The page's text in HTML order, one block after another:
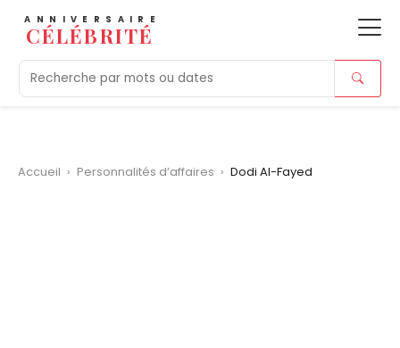
ANNIVERSAIRE
CÉLÉBRITÉ
Aujourd'hui Tendances Morts
Accueil › Personnalités d’affaires › Dodi Al-Fayed